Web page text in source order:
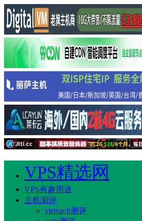
VPS精选网
VPS有趣用途
主机测评
virmach测评